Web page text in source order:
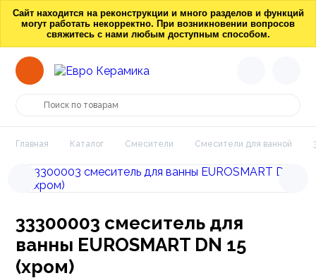
Сайт находится на реконструкции и много разделов и функций
могут работать некорректно. При возникновении вопросов
свяжитесь с нами любым доступным способом.
Главная Каталог Смесители Смесители для ванной
33300003 смеситель для
ванны EUROSMART DN 15
(хром)